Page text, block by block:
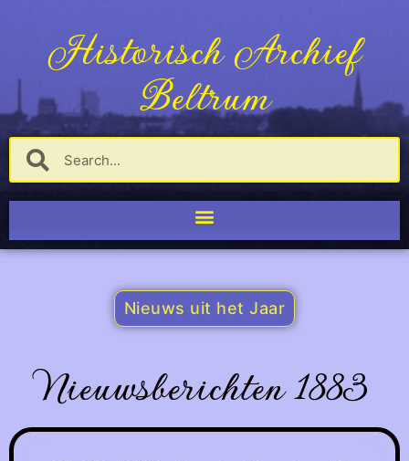
Historisch Archief
Beltrum
Nieuws uit het Jaar
Nieuwsberichten 1883